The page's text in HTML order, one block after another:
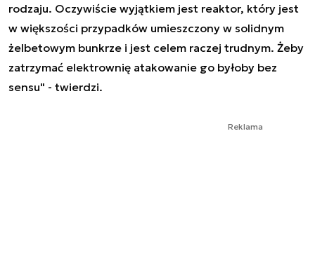
rodzaju. Oczywiście wyjątkiem jest reaktor, który jest
w większości przypadków umieszczony w solidnym
żelbetowym bunkrze i jest celem raczej trudnym. Żeby
zatrzymać elektrownię atakowanie go byłoby bez
sensu" - twierdzi.
Reklama